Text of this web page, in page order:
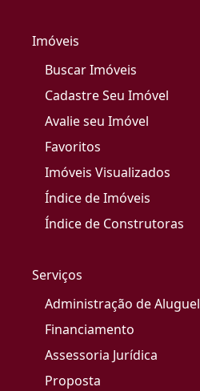
Imóveis
Buscar Imóveis
Cadastre Seu Imóvel
Avalie seu Imóvel
Favoritos
Imóveis Visualizados
Índice de Imóveis
Índice de Construtoras
Serviços
Administração de Aluguel
Financiamento
Assessoria Jurídica
Proposta